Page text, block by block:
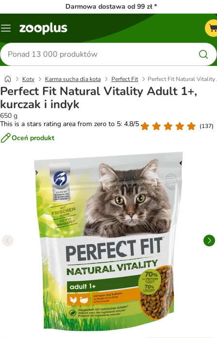
Darmowa dostawa od 99 zł *
Menu
Szukaj
produktów
Koty Karma sucha dla kota Perfect Fit Perfect Fit Natural
Perfect Fit Natural Vitality Adult 1+,
kurczak i indyk
650 g
This is a stars rating area from zero to 5: 4.8/5
(137)
Oceń produkt